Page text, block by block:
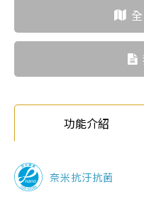
功能介紹
奈米抗汙抗菌